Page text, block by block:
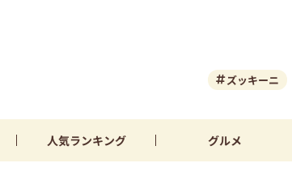
ズッキーニ
人気ランキング グルメ